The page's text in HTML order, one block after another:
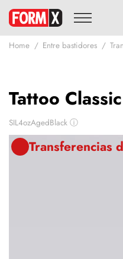
Home Entre bastidores
Tattoo
SIL4ozAgedBlack ⓘ
Transferencias